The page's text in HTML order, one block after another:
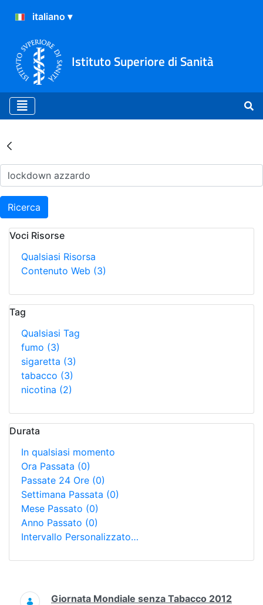
Istituto Superiore di Sanità
Risultati della Ricerca -
Ricerca
Voci Risorse
Qualsiasi Risorsa
Contenuto Web (3)
Tag
Qualsiasi Tag
fumo (3)
sigaretta (3)
tabacco (3)
nicotina (2)
Durata
In qualsiasi momento
Ora Passata (0)
Passate 24 Ore (0)
Settimana Passata (0)
Mese Passato (0)
Anno Passato (0)
Intervallo Personalizzato…
Ricerca
Giornata Mondiale senza Tabacco 2012